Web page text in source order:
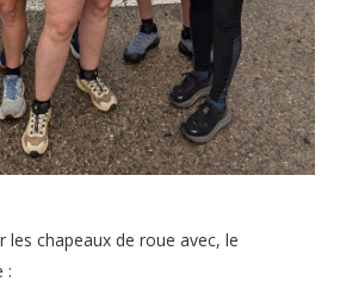
les chapeaux de roue avec, le
: